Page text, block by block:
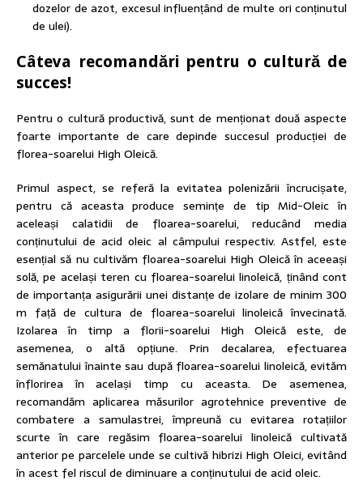
dozelor de azot, excesul influențând de multe ori conținutul
de ulei).
Câteva recomandări pentru o cultură de
succes!
Pentru o cultură productivă, sunt de menționat două aspecte
foarte importante de care depinde succesul producției de
florea-soarelui High Oleică.
Primul aspect, se referă la evitatea polenizării încrucișate,
pentru că aceasta produce semințe de tip Mid-Oleic în
aceleași calatidii de floarea-soarelui, reducând media
conținutului de acid oleic al câmpului respectiv. Astfel, este
esențial să nu cultivăm floarea-soarelui High Oleică în aceeași
solă, pe același teren cu floarea-soarelui linoleică, ținând cont
de importanța asigurării unei distanțe de izolare de minim 300
m față de cultura de floarea-soarelui linoleică învecinată.
Izolarea în timp a florii-soarelui High Oleică este, de
asemenea, o altă opțiune. Prin decalarea, efectuarea
semănatului înainte sau după floarea-soarelui linoleică, evităm
înflorirea în același timp cu aceasta. De asemenea,
recomandăm aplicarea măsurilor agrotehnice preventive de
combatere a samulastrei, împreună cu evitarea rotațiilor
scurte în care regăsim floarea-soarelui linoleică cultivată
anterior pe parcelele unde se cultivă hibrizi High Oleici, evitând
în acest fel riscul de diminuare a conținutului de acid oleic.